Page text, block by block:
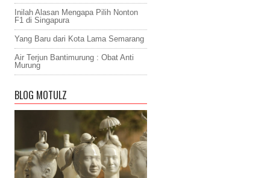
Inilah Alasan Mengapa Pilih Nonton
F1 di Singapura
Yang Baru dari Kota Lama Semarang
Air Terjun Bantimurung : Obat Anti
Murung
BLOG MOTULZ